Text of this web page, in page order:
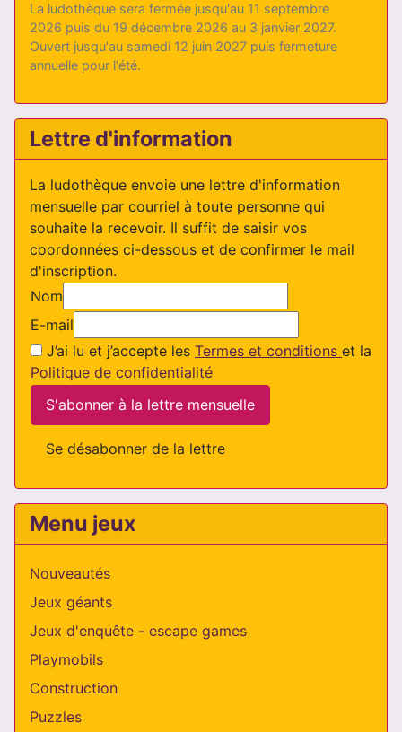
La ludothèque sera fermée jusqu'au 11 septembre
2026 puis du 19 décembre 2026 au 3 janvier 2027.
Ouvert jusqu'au samedi 12 juin 2027 puis fermeture
annuelle pour l'été.
Lettre d'information
La ludothèque envoie une lettre d'information
mensuelle par courriel à toute personne qui
souhaite la recevoir. Il suffit de saisir vos
coordonnées ci-dessous et de confirmer le mail
d'inscription.
Nom
E-mail
J’ai lu et j’accepte les Termes et conditions et la
Politique de confidentialité
S'abonner à la lettre mensuelle
Se désabonner de la lettre
Menu jeux
Nouveautés
Jeux géants
Jeux d'enquête - escape games
Playmobils
Construction
Puzzles